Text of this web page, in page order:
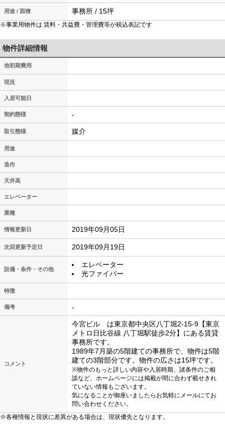
用途 / 面積 事務所 / 15坪
※事業用物件は 賃料・共益費・管理費等が税込表記です
物件詳細情報
他初期費用
現況
入居可能日
契約態様 -
取引態様 媒介
用途
造作
天井高
エレベーター
業種
情報更新日 2019年09月05日
次回更新予定日 2019年09月19日
設備・条件・その他
エレベーター
光ファイバー
特徴
備考 -
コメント
今宮ビル は東京都中央区八丁堀2-15-9【東京
メトロ日比谷線 八丁堀駅徒歩2分】にある賃貸
事務所です。
1989年7月築の5階建ての事務所で、物件は5階
建ての3階部分です。物件の広さは15坪です。
※物件のもっと詳しい内容や入居時期、諸条件のご相
談など、ホームページには掲載が間に合わず載せきれ
ていない情報もございます。
気になることが御座いましたらお気軽にメールにてお
問い合わせください。
※各種情報と現状に差異がある場合は、現状優先となります。